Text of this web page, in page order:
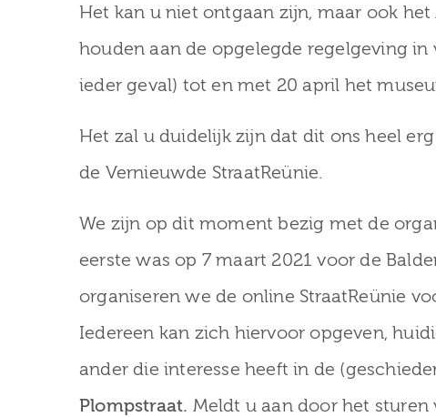
Het kan u niet ontgaan zijn, maar ook
houden aan de opgelegde regelgeving
ieder geval) tot en met 20 april het
Het zal u duidelijk zijn dat dit ons heel
de Vernieuwde StraatReünie.
We zijn op dit moment bezig met de
eerste was op 7 maart 2021 voor de
organiseren we de online StraatReünie
Iedereen kan zich hiervoor opgeven,
ander die interesse heeft in de
Plompstraat. Meldt u aan door het sturen